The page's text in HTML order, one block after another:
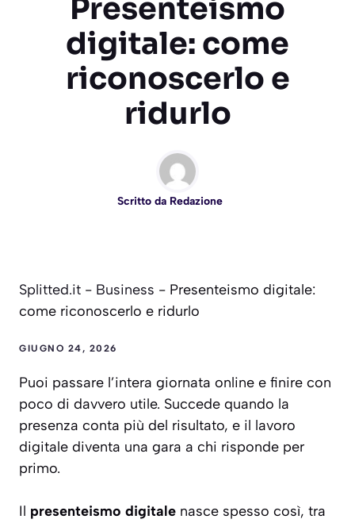
Presenteismo
digitale: come
riconoscerlo e
ridurlo
Scritto da Redazione
Splitted.it - Business - Presenteismo digitale:
come riconoscerlo e ridurlo
GIUGNO 24, 2026
Puoi passare l’intera giornata online e finire con
poco di davvero utile. Succede quando la
presenza conta più del risultato, e il lavoro
digitale diventa una gara a chi risponde per
primo.
Il presenteismo digitale nasce spesso così, tra